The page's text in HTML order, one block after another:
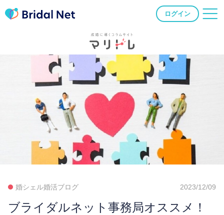
ログイン
婚シェル婚活ブログ 2023/12/09
ブライダルネット事務局オススメ！